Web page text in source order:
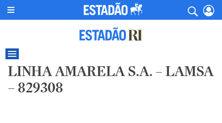
LINHA AMARELA S.A. – LAMSA
– 829308